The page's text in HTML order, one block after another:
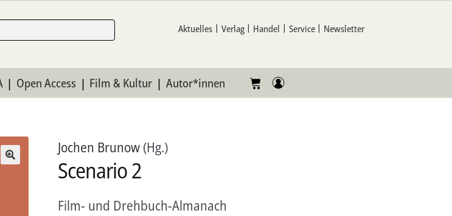
Aktuelles Verlag Handel Service Newsletter
Open Access Film & Kultur Autor*innen
Jochen Brunow (Hg.)
Scenario 2
Film- und Drehbuch-Almanach